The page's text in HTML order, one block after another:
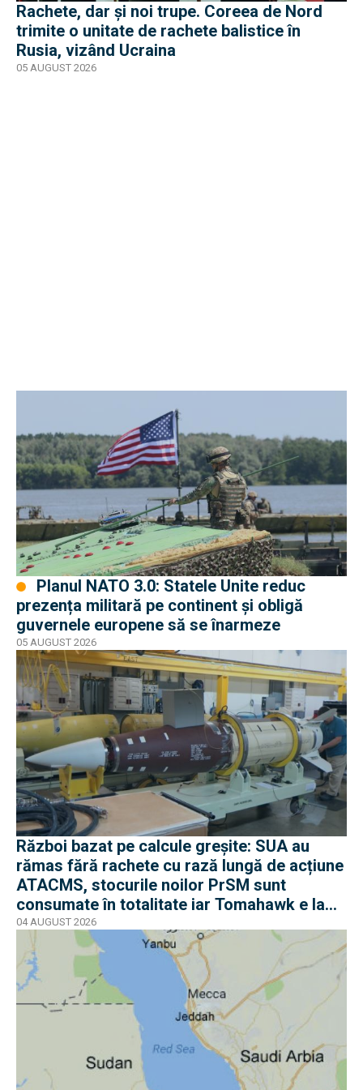
Rachete, dar și noi trupe. Coreea de Nord
trimite o unitate de rachete balistice în
Rusia, vizând Ucraina
05 AUGUST 2026
prezența militară pe continent și obligă
guvernele europene să se înarmeze
05 AUGUST 2026
Război bazat pe calcule greșite: SUA au
rămas fără rachete cu rază lungă de acțiune
ATACMS, stocurile noilor PrSM sunt
consumate în totalitate iar Tomahawk e la
jumătate
04 AUGUST 2026